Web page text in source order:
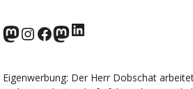
norden.social
Instagram
Facebook
wp-punks.social
LinkedIn
Eigenwerbung: Der Herr Dobschat